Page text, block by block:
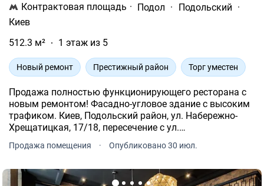
Контрактовая площадь · Подол · Подольский ·
Киев
512.3 м²
1 этаж из 5
Новый ремонт Престижный район Торг уместен
Продажа полностью функционирующего ресторана с
новым ремонтом! Фасадно-угловое здание с высоким
трафиком. Киев, Подольский район, ул. Набережно-
Хрещатицкая, 17/18, пересечение с ул.
1913 года постройки из керамического кирпича.
Продажа помещения · Опубликовано 30 июл.